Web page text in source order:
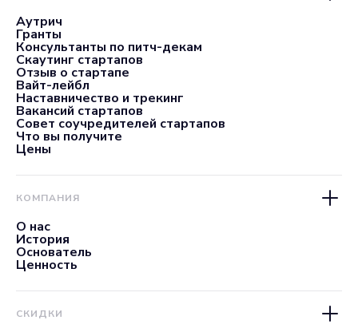
Аутрич
Гранты
Консультанты по питч-декам
Скаутинг стартапов
Отзыв о стартапе
Вайт-лейбл
Наставничество и трекинг
Вакансий стартапов
Совет соучредителей стартапов
Что вы получите
Цены
КОМПАНИЯ
О нас
История
Основатель
Ценность
СКИДКИ